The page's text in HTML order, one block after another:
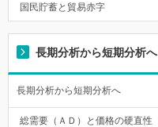
国民貯蓄と貿易赤字
長期分析から短期分析へ
長期分析から短期分析へ
総需要（ＡＤ）と価格の硬直性